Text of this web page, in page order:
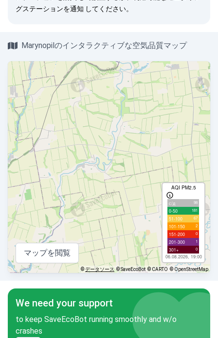
グステーションを通知 してください。
Marynopilのインタラクティブな空気品質マップ
AQI PM2.5
с/д 98
0-50 181
51-100 67
101-150 2
151-200 0
201-300 1
301+ 0
06.08.2026, 19:00
マップを閲覧
©データソース © SaveEcoBot © CARTO © OpenStreetMap
We need your support
to keep SaveEcoBot running smoothly and w/o
crashes